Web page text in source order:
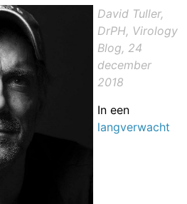
David Tuller,
DrPH, Virology
Blog, 24
december
2018
In een
langverwacht